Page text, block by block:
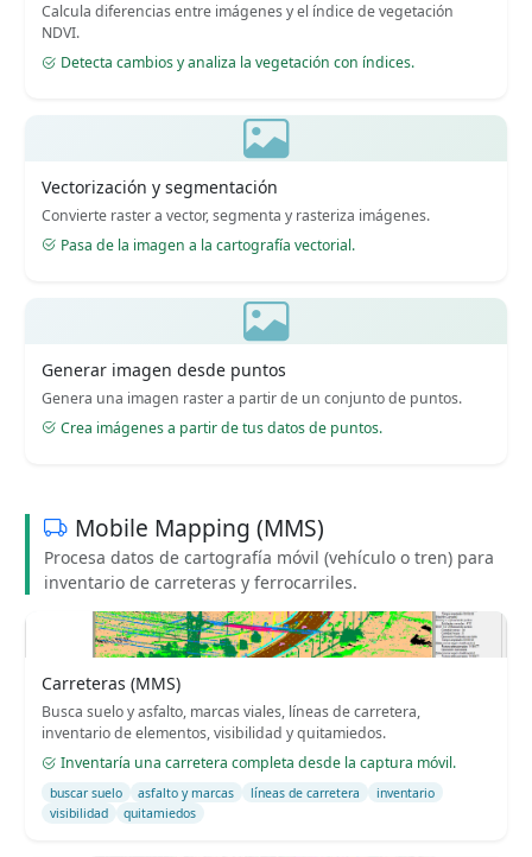
Calcula diferencias entre imágenes y el índice de vegetación
NDVI.
Detecta cambios y analiza la vegetación con índices.
Vectorización y segmentación
Convierte raster a vector, segmenta y rasteriza imágenes.
Pasa de la imagen a la cartografía vectorial.
Generar imagen desde puntos
Genera una imagen raster a partir de un conjunto de puntos.
Crea imágenes a partir de tus datos de puntos.
Mobile Mapping (MMS)
Procesa datos de cartografía móvil (vehículo o tren) para
inventario de carreteras y ferrocarriles.
Carreteras (MMS)
Busca suelo y asfalto, marcas viales, líneas de carretera,
inventario de elementos, visibilidad y quitamiedos.
Inventaría una carretera completa desde la captura móvil.
buscar suelo asfalto y marcas líneas de carretera
inventario
visibilidad
quitamiedos